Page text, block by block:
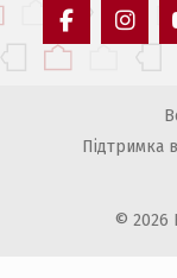
facebook
Підтримка
© 2026